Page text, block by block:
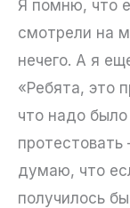
Я помню, что
смотрели на
нечего. А я
«Ребята, это
что надо
думаю, что
получилось